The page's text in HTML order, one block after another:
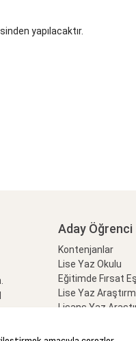
yapılacaktır.
Aday Öğrenci
Kontenjanlar
Lise Yaz Okulu
Eğitimde Fırsat
Lise Yaz
Lisans Yaz
Liseliler için Özel
Kampüs Ziyareti